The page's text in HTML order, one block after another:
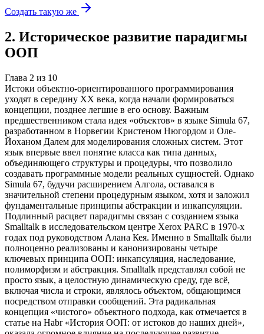
Создать такую же
2. Историческое развитие парадигмы
ООП
Глава 2 из 10
Истоки объектно-ориентированного программирования
уходят в середину XX века, когда начали формироваться
концепции, позднее легшие в его основу. Важным
предшественником стала идея «объектов» в языке Simula 67,
разработанном в Норвегии Кристеном Нюгордом и Оле-
Йоханом Далем для моделирования сложных систем. Этот
язык впервые ввел понятие класса как типа данных,
объединяющего структуры и процедуры, что позволило
создавать программные модели реальных сущностей. Однако
Simula 67, будучи расширением Алгола, оставался в
значительной степени процедурным языком, хотя и заложил
фундаментальные принципы абстракции и инкапсуляции.
Подлинный расцвет парадигмы связан с созданием языка
Smalltalk в исследовательском центре Xerox PARC в 1970-х
годах под руководством Алана Кея. Именно в Smalltalk были
полноценно реализованы и канонизированы четыре
ключевых принципа ООП: инкапсуляция, наследование,
полиморфизм и абстракция. Smalltalk представлял собой не
просто язык, а целостную динамическую среду, где всё,
включая числа и строки, являлось объектом, общающимся
посредством отправки сообщений. Эта радикальная
концепция «чистого» объектного подхода, как отмечается в
статье на Habr «История ООП: от истоков до наших дней»,